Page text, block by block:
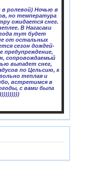
в ролевой) Ночью в
но температура
ожидается снег.
В Нагасаки
тут будет
от остальных
сезон дождей-
сопровождаемый
выпадет снег,
по Цельсию, к
теплая и
встретимся в
с вами была